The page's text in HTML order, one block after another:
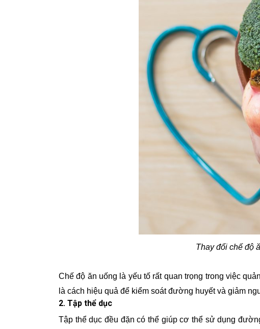
Thay đổi chế độ
Chế độ ăn uống là yếu tố rất quan trọng trong việc
là cách hiệu quả để kiểm soát đường huyết và giảm
2. Tập thể dục
Tập thể dục đều đặn có thể giúp cơ thể sử dụng